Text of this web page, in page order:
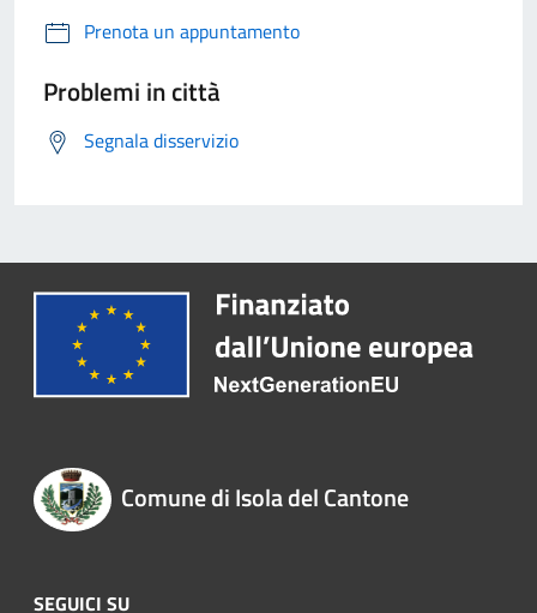
Prenota un appuntamento
Problemi in città
Segnala disservizio
Comune di Isola del Cantone
SEGUICI SU